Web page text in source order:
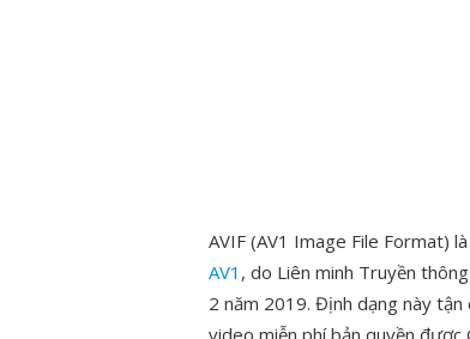
AVIF (AV1 Image File Format)
AV1 , do Liên minh Truyền
2 năm 2019. Định dạng này
video miễn phí bản quyền